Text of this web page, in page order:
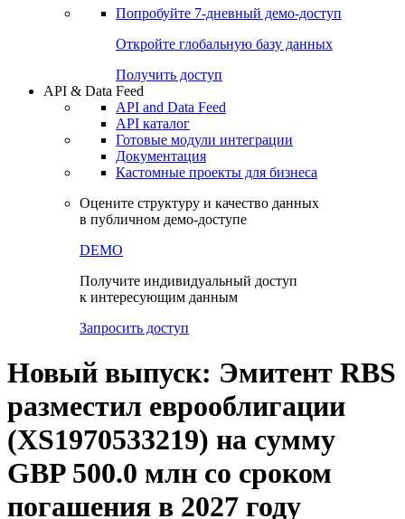
Чат
Проверка контрагента
Попробуйте7-дневный
Откройте глобальную базу данных
Получить доступ
API & Data Feed
API and Data Feed
Готовые модули интеграции
Документация
в публичном демо-доступе
к интересующим данным
Запросить доступ
Новый выпуск: Эмитент RBS
разместил еврооблигации
(XS1970533219) на сумму